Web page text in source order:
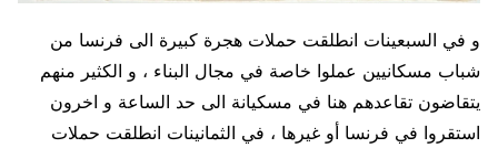
و في السبعينات انطلقت حملات هجرة كبيرة الى فرنسا من
شباب مسكانيين عملوا خاصة في مجال البناء ، و الكثير منهم
يتقاضون تقاعدهم هنا في مسكيانة الى حد الساعة و اخرون
استقروا في فرنسا أو غيرها ، في الثمانينات انطلقت حملات